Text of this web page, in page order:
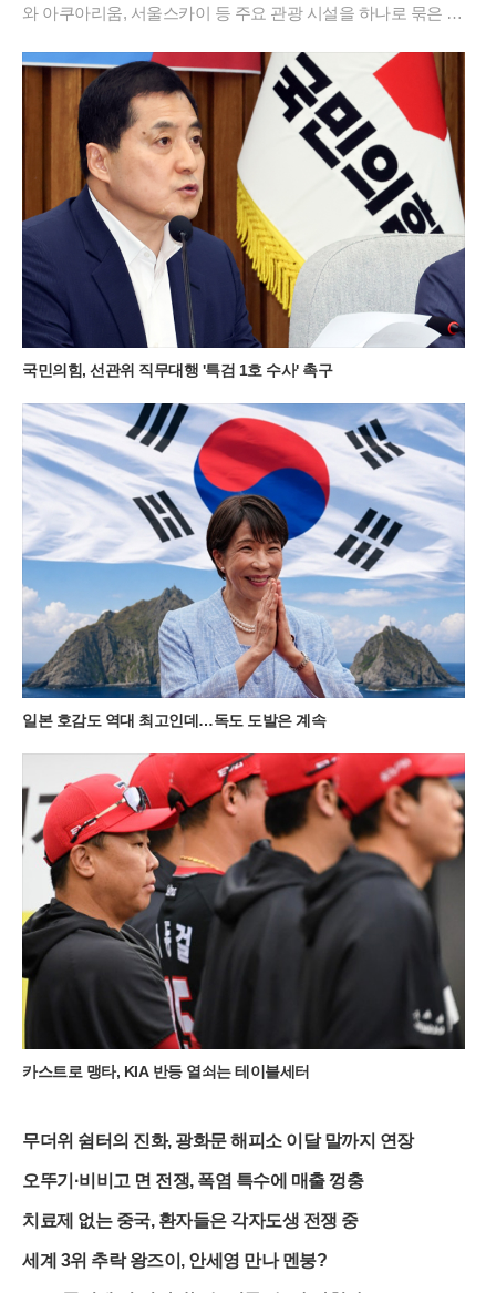
와 아쿠아리움, 서울스카이 등 주요 관광 시설을 하나로 묶은 실
이고 있다. 날씨의 제약 없이 잠실의 랜드마크를 즐길 수 있다는
점이 방학을 맞은 자녀 동반 가족들에게 큰 매력으로 다가오고
있다.이번 시즌의 주력 상품인 ‘액티비티 인 월드’ 패키지는 안락
한 객실 1박과 함께 롯데월드 아쿠아리움 및 서울스카이 입장권
을 기본으로 구성했다. 특히 장기 투숙을 선호하는 고객들을 위
해 2박 이상 이용 시 롯데월드 어드벤처 종합이용권과 라세느 조
식 뷔페 혜택을 추가로 제공하는 등 혜택의 폭을 넓혔다. 실제로
해당 패키지의 지난 7월 매출은 전년 동기 대비 35%가량 상승하
며 실내 휴가에 대한 높은 수요를 입증했다. 호텔 측은 이러한 인
기에 힘입어 해당 상품을 연말까지 상시 운영하며 장기적인 고객
확보에 나설 방침이다.테마파크 이용의 편의성을 극대화한 특화
서비스도 눈길을 끈다. 롯데호텔 월드는 호텔 내부에서 어드벤처
로 곧장 연결되는 전용 통로인 ‘원더도어’를 운영하며 투숙객들에
게 차별화된 동선을 제공하고 있다. ‘월드 시그니처’ 패키지를 이
용할 경우 인원수에 맞춰 2인형 또는 3인형을 선택할 수 있어 가
족은 물론 친구나 연인 단위 고객까지 폭넓게 수용 가능하다. 호
텔 밖으로 나가지 않고도 놀이시설을 즐길 수 있다는 점은 무더
운 여름철 이동의 번거로움을 최소화하려는 고객들에게 최적의
선택지가 되고 있다.놀이기구 대기 시간을 아끼고 싶은 실속파
고객들을 위한 프리미엄 서비스도 마련되었다. ‘매직패스형 패키
지’는 객실 1박에 매직패스 프리미엄 결합권과 원더밴드를 포함
해 대기 없이 인기 시설을 이용할 수 있도록 돕는다. 원더밴드는
원더도어 전용 키와 객실 키 기능을 동시에 갖춰 투숙 기간 내내
편리하게 사용할 수 있다. 또한 회전목마 앞 기념사진 촬영권이
포함된 포토 결합권 패키지도 선택 가능해, 특별한 추억을 남기
고자 하는 젊은 층의 호응이 이어지고 있다.여기에 투숙객만을
위한 전용 혜택인 ‘원더찬스’와 ‘원더타임’은 이번 패키지의 가치
를 더욱 높여준다. 어드벤처 연계 패키지 이용객은 투숙 기간 중
한 차례 재입장이 가능한 원더찬스 혜택을 누릴 수 있어 휴식과
놀이를 자유롭게 병행할 수 있다. 특히 8월 말까지는 정식 개장
시간보다 15분 먼저 입장할 수 있는 원더타임 제도를 시행해, 혼
잡한 시간을 피해 여유롭게 테마파크를 즐기고자 하는 고객들의
만족도를 끌어올리고 있다.롯데호텔 월드의 이번 전략은 단순한
숙박을 넘어 인근 인프라를 유기적으로 결합해 고객의 체류 시간
을 극대화했다는 점에서 높은 평가를 받는다. 폭염과 방학이라는
계절적 특수성을 정확히 공략한 실내 액티비티 패키지는 도심 속
휴양을 원하는 이들에게 실질적인 대안을 제시하고 있다. 호텔
공식 홈페이지를 통한 간편한 예약 시스템과 다양한 옵션 구성은
앞으로도 가족 단위 휴가객들의 발길을 잠실로 이끄는 강력한 유
인책이 될 것으로 전망된다.
국민의힘, 선관위 직무대행 '특검 1호 수사' 촉구
일본 호감도 역대 최고인데…독도 도발은 계속
카스트로 맹타, KIA 반등 열쇠는 테이블세터
무더위 쉼터의 진화, 광화문 해피소 이달 말까지 연장
오뚜기·비비고 면 전쟁, 폭염 특수에 매출 껑충
치료제 없는 중국, 환자들은 각자도생 전쟁 중
세계 3위 추락 왕즈이, 안세영 만나 멘붕?